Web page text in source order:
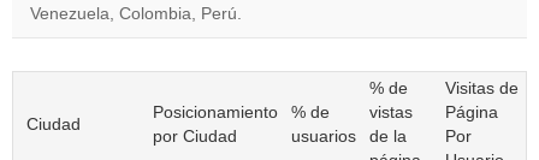
Venezuela, Colombia, Perú.
Ciudad
Posicionamiento
por Ciudad
% de
usuarios
% de
vistas
de la
Visitas de
Página
Por